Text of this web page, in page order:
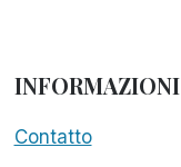
INFORMAZIONI
Contatto